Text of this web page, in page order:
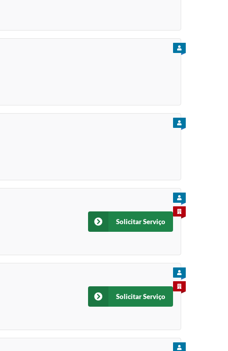
PARA CIDADÃO
PARA CIDADÃO
PARA CIDADÃO
PARA EMPRESA
Solicitar Serviço
PARA CIDADÃO
PARA EMPRESA
Solicitar Serviço
PARA CIDADÃO